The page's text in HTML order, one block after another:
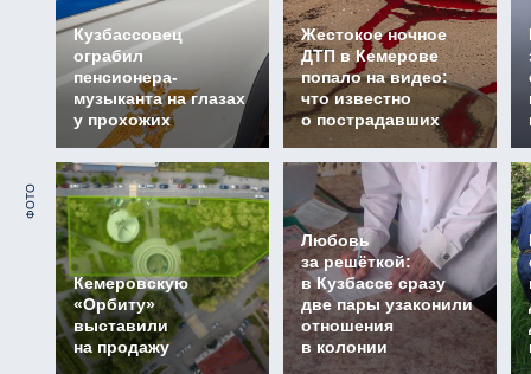
Кузбассовец
ограбил
пенсионера-
музыканта на глазах
у прохожих
Жестокое ночное
ДТП в Кемерове
попало на видео:
что известно
о пострадавших
ФОТО
Кемеровскую
«Орбиту»
выставили
на продажу
Любовь
за решёткой:
в Кузбассе сразу
две пары узаконили
отношения
в колонии